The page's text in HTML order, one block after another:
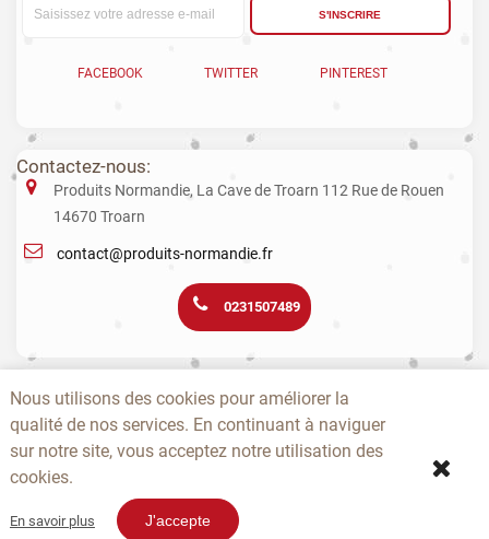
S'INSCRIRE
FACEBOOK TWITTER PINTEREST
Contactez-nous:
Produits Normandie, La Cave de Troarn 112 Rue de Rouen
14670 Troarn
contact@produits-normandie.fr
0231507489
Nous utilisons des cookies pour améliorer la
qualité de nos services. En continuant à naviguer
sur notre site, vous acceptez notre utilisation des
cookies.
En savoir plus J'accepte
pour la santé. La consommation de boissons alcoolisées pendant la
grossesse, même en faible quantité, peut avoir des conséquences
graves sur la santé de l’enfant.
A PROPOS - -
EPICERIE NOËL -